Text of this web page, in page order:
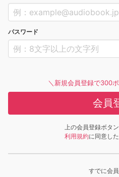
パスワード
＼新規会員登録で300
会員
上の会員登録ボタ
利用規約に同意し
すでに会